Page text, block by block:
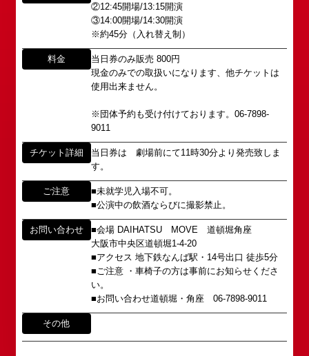
②12:45開場/13:15開演
③14:00開場/14:30開演
※約45分（入れ替え制）
料金
当日券のみ販売 800円
現金のみでの取扱いになります、他チケットは
使用出来ません。
※団体予約も受け付けております。06-7898-
9011
チケット詳細
当日券は 劇場前にて11時30分より発売致しま
す。
ご注意
■未就学児入場不可。
■公演中の飲酒ならびに撮影禁止。
お問い合わせ
■会場 DAIHATSU MOVE 道頓堀角座
大阪市中央区道頓堀1-4-20
■アクセス 地下鉄なんば駅・14号出口 徒歩5分
■ご注意 ・車椅子の方は事前にお知らせくださ
い。
■お問い合わせ道頓堀・角座 06-7898-9011
その他
DAIHATSU
心斎橋角座トップ
公演情報
アクセス
お問い合わせ
「五つ櫓」若しくは「道頓堀五座」と呼ばれ、
1960年～70年代には、上方演芸の殿堂として栄え
その後、「角座」の名称は、松竹(株)の直営映画館
(大阪市中央区)や
がれていましたが、
2008年の角座ビル(大阪市中央区)の閉館と共に、
消滅致しました。
この由緒ある名称を、日本のエンタテインメントの
中心である東京・大阪で復活させ、 新たな歴史を
スタートさせたいと考えております。
この劇場から、日本を代表するエンタテインナーが
続々と輩出され、文化の発展に寄与できるものと考
えております。
2011年5月14日 新宿角座 開業
東京支社 タレント開発室：t-
school@shochikugeino.jp
イベント出演依頼のお問い合わせ
以下のページからお問い合わせ願います。
イベント出演依頼メール送信フォーム
https://www.shochikugeino.co.jp/event/form/
タレントへのファンメール
fanmail@shochikugeino.jp
ホームページに関するご意見・ご感想（※）
webmaster@shochikugeino.jp
※イベント内容・出演者等に関するお問い合わせ・
ご意見・ご感想は各イベントのお問い合わせ先電話
番号へお問い合わせください。
※内容によっては弊社からの回答を控えさせていた
だく場合もございます。予めご了承の上お問い合わ
せください。